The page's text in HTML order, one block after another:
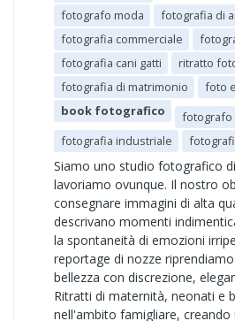
fotografo moda
fotografia di
fotografia commerciale
fotografia cani gatti
ritratto
fotografia di matrimonio
foto
book fotografico
fotografo
fotografia industriale
Siamo uno studio fotografico
lavoriamo ovunque. Il nostro
consegnare immagini di alta
descrivano momenti
la spontaneità di emozioni
reportage di nozze
bellezza con discrezione,
Ritratti di maternità, neonati e
nell'ambito famigliare,